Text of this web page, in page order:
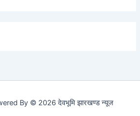
By © 2026 देवभूमि झारखण्ड न्यूज